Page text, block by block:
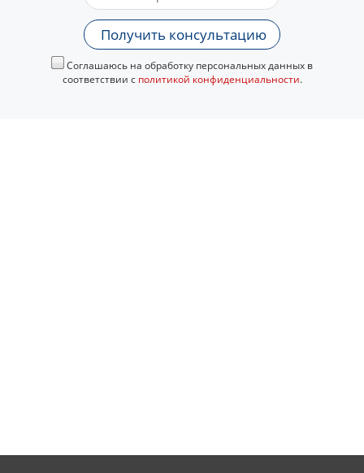
Получить консультацию
Соглашаюсь на обработку персональных данных в
соответствии с политикой конфиденциальности.